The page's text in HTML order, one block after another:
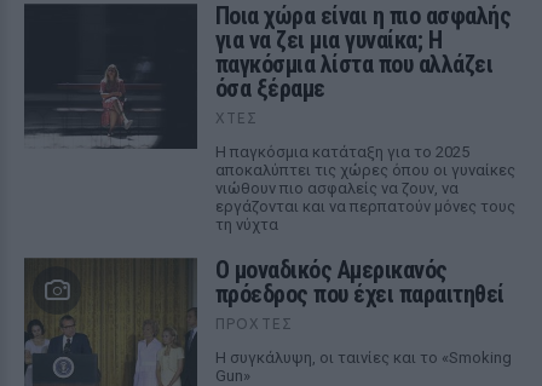
Ποια χώρα είναι η πιο ασφαλής
για να ζει μια γυναίκα; Η
παγκόσμια λίστα που αλλάζει
όσα ξέραμε
ΧΤΕΣ
Η παγκόσμια κατάταξη για το 2025
αποκαλύπτει τις χώρες όπου οι γυναίκες
νιώθουν πιο ασφαλείς να ζουν, να
εργάζονται και να περπατούν μόνες τους
τη νύχτα
Ο μοναδικός Αμερικανός
πρόεδρος που έχει παραιτηθεί
ΠΡΟΧΤΈΣ
Η συγκάλυψη, οι ταινίες και το «Smoking
Gun»